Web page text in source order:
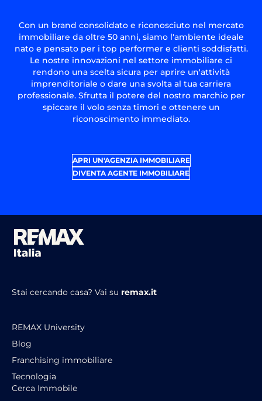
Con un brand consolidato e riconosciuto nel mercato
immobiliare da oltre 50 anni, siamo l'ambiente ideale
nato e pensato per i top performer e clienti soddisfatti.
Le nostre innovazioni nel settore immobiliare ci
rendono una scelta sicura per aprire un'attività
imprenditoriale o dare una svolta al tua carriera
professionale. Sfrutta il potere del nostro marchio per
spiccare il volo senza timori e ottenere un
riconoscimento immediato.
APRI UN'AGENZIA IMMOBILIARE
DIVENTA AGENTE IMMOBILIARE
Stai cercando casa? Vai su remax.it
REMAX University
Blog
Franchising immobiliare
Tecnologia
Cerca Immobile